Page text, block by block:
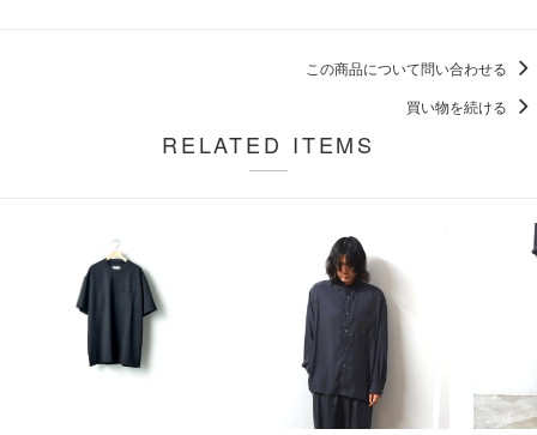
この商品について問い合わせる
買い物を続ける
RELATED ITEMS